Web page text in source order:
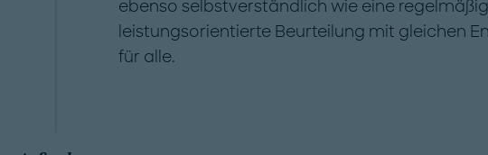
ebenso selbstverständlich wie eine
leistungsorientierte Beurteilung mit gleichen
für alle.